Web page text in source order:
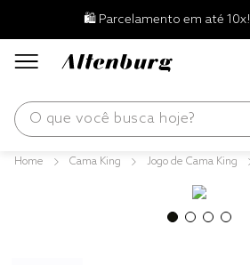
🛍️ Parcelamento em até 10x!
O que você busca hoje?
Cama King Jogo de Cama King